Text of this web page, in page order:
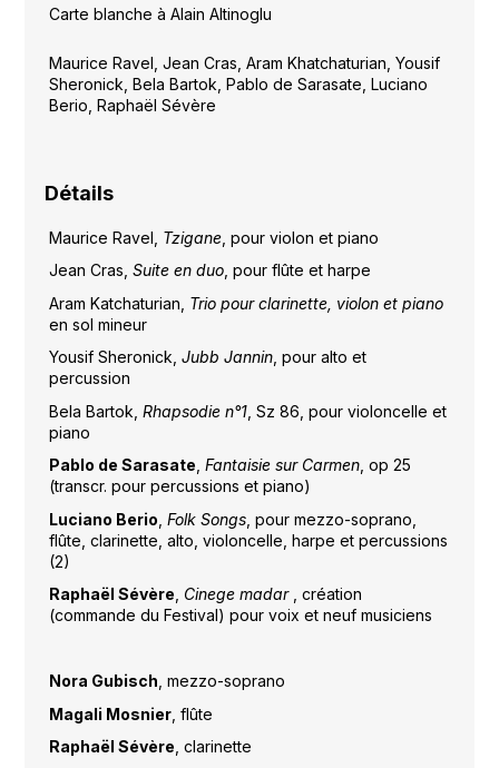
Carte blanche à Alain Altinoglu
Maurice Ravel, Jean Cras, Aram Khatchaturian, Yousif
Sheronick, Bela Bartok, Pablo de Sarasate, Luciano
Berio, Raphaël Sévère
Détails
Maurice Ravel, Tzigane, pour violon et piano
Jean Cras, Suite en duo, pour flûte et harpe
Aram Katchaturian, Trio pour clarinette, violon et piano
en sol mineur
Yousif Sheronick, Jubb Jannin, pour alto et
percussion
Bela Bartok, Rhapsodie n°1, Sz 86, pour violoncelle et
piano
Pablo de Sarasate Fantaisie sur Carmen, op 25
(transcr. pour percussions et piano)
Luciano Berio Folk Songs, pour mezzo-soprano,
flûte, clarinette, alto, violoncelle, harpe et percussions
(2)
Raphaël Sévère Cinege madar, création
(commande du Festival) pour voix et neuf musiciens
Nora Gubisch , mezzo-soprano
Magali Mosnier, flûte
Raphaël Sévère , clarinette